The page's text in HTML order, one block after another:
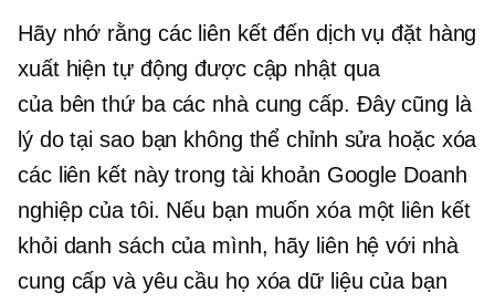
Hãy nhớ rằng các liên kết đến dịch vụ đặt hàng
xuất hiện tự động được cập nhật qua
của bên thứ bacác nhà cung cấp. Đây cũng là
lý do tại sao bạn không thể chỉnh sửa hoặc xóa
các liên kết này trong tài khoản Google Doanh
nghiệp của tôi. Nếu bạn muốn xóa một liên kết
khỏi danh sách của mình, hãy liên hệ với nhà
cung cấp và yêu cầu họ xóa dữ liệu của bạn